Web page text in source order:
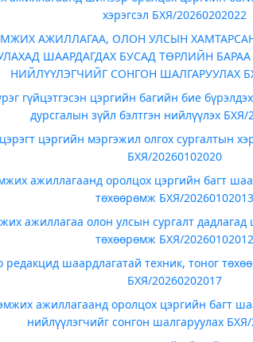
хэрэгсэл БХЯ/20260202022
АЖИЛЛАГАА, ОЛОН УЛСЫН
ШААРДАГДАХ БУСАД ТӨРЛИЙН БАРАА
НИЙЛҮҮЛЭГЧИЙГ СОНГОН ШАЛГАРУУЛАХ
гүйцэтгэсэн цэргийн багийн бие
дурсгалын зүйл бэлтгэн нийлүүлэх БХЯ/
цэргийн мэргэжил олгох сургалтын
БХЯ/20260102020
ажиллагаанд оролцох цэргийн багт
төхөөрөмж БХЯ/20260102013
ажиллагаа олон улсын сургалт
төхөөрөмж БХЯ/20260102012
редакцид шаардлагатай техник, тоног
БХЯ/20260202017
ажиллагаанд оролцох цэргийн багт
нийлүүлэгчийг сонгон шалгаруулах